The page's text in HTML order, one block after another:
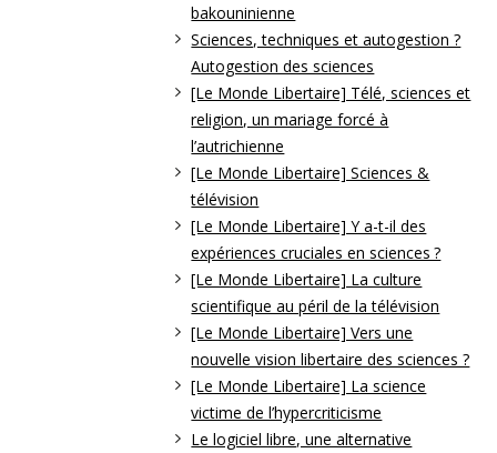
bakouninienne
Sciences, techniques et autogestion ?
Autogestion des sciences
[Le Monde Libertaire] Télé, sciences et
religion, un mariage forcé à
l’autrichienne
[Le Monde Libertaire] Sciences &
télévision
[Le Monde Libertaire] Y a-t-il des
expériences cruciales en sciences ?
[Le Monde Libertaire] La culture
scientifique au péril de la télévision
[Le Monde Libertaire] Vers une
nouvelle vision libertaire des sciences ?
[Le Monde Libertaire] La science
victime de l’hypercriticisme
Le logiciel libre, une alternative